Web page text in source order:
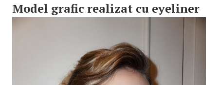
Model grafic realizat cu eyeliner